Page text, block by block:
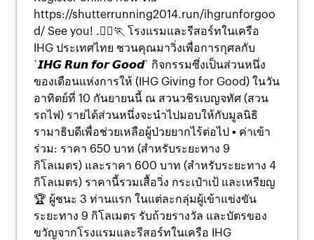
https://shutterrunning2014.run/ihgrunforgoo
d/ See you! .🏃‍♀️🏃 โรงแรมและรีสอร์ทในเครือ
IHG ประเทศไทย ชวนคุณมาวิ่งเพื่อการกุศลกับ
`𝙄𝙃𝙂 𝙍𝙪𝙣 𝙛𝙤𝙧 𝙂𝙤𝙤𝙙` กิจกรรมซึ่งเป็นส่วนหนึ่ง
ของเดือนแห่งการให้ (IHG Giving for Good) ในวัน
อาทิตย์ที่ 10 กันยายนนี้ ณ สวนวชิรเบญจทัศ (สวน
รถไฟ) รายได้ส่วนหนึ่งจะนำไปมอบให้กับมูลนิธิ
รามาธิบดีเพื่อช่วยเหลือผู้ป่วยยากไร้ต่อไป ▪️ ค่าเข้า
ร่วม: ราคา 650 บาท (สำหรับระยะทาง 9
กิโลเมตร) และราคา 600 บาท (สำหรับระยะทาง 4
กิโลเมตร) ราคานี้รวมเสื้อวิ่ง กระเป๋าเป้ และเหรียญ
🏆 ผู้ชนะ 3 ท่านแรก ในแต่ละกลุ่มผู้เข้าแข่งขัน
ระยะทาง 9 กิโลเมตร รับถ้วยรางวัล และบัตรของ
ขวัญจากโรงแรมและรีสอร์ทในเครือ IHG